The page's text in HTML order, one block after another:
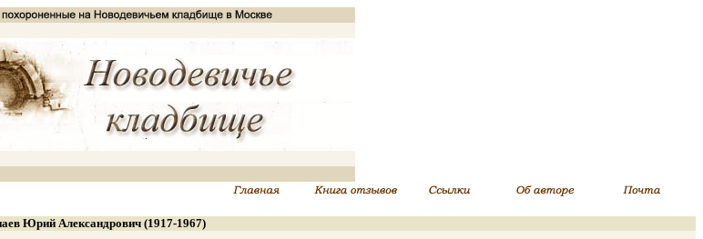
Юрий Александрович (1917-1967)